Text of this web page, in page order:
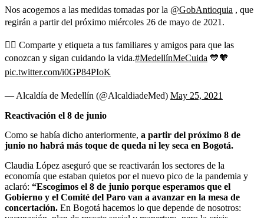
Nos acogemos a las medidas tomadas por la @GobAntioquia , que
regirán a partir del próximo miércoles 26 de mayo de 2021.
👉🏼 Comparte y etiqueta a tus familiares y amigos para que las
conozcan y sigan cuidando la vida.#MedellínMeCuida 💙🧡
pic.twitter.com/i0GP84PIoK
— Alcaldía de Medellín (@AlcaldiadeMed) May 25, 2021
Reactivación el 8 de junio
Como se había dicho anteriormente, a partir del próximo 8 de
junio no habrá más toque de queda ni ley seca en Bogotá.
Claudia López aseguró que se reactivarán los sectores de la
economía que estaban quietos por el nuevo pico de la pandemia y
aclaró: “Escogimos el 8 de junio porque esperamos que el
Gobierno y el Comité del Paro van a avanzar en la mesa de
concertación. En Bogotá hacemos lo que depende de nosotros: